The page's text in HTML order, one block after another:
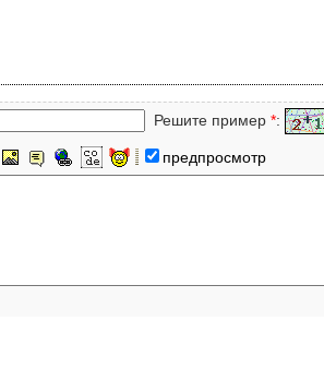
Решите пример *:
предпросмотр